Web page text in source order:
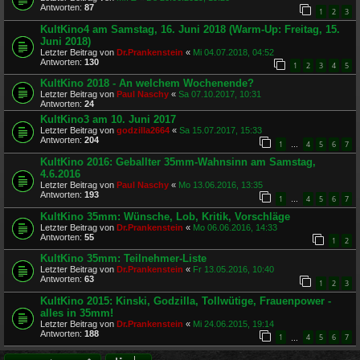
Antworten: 87 1 2 3
KultKino4 am Samstag, 16. Juni 2018 (Warm-Up: Freitag, 15.
Juni 2018)
Letzter Beitrag von Dr.Prankenstein « Mi 04.07.2018, 04:52
Antworten: 130 1 2 3 4 5
KultKino 2018 - An welchem Wochenende?
Letzter Beitrag von Paul Naschy « Sa 07.10.2017, 10:31
Antworten: 24
KultKino3 am 10. Juni 2017
Letzter Beitrag von godzilla2664 « Sa 15.07.2017, 15:33
Antworten: 204 1 … 4 5 6 7
KultKino 2016: Geballter 35mm-Wahnsinn am Samstag,
4.6.2016
Letzter Beitrag von Paul Naschy « Mo 13.06.2016, 13:35
Antworten: 193 1 … 4 5 6 7
KultKino 35mm: Wünsche, Lob, Kritik, Vorschläge
Letzter Beitrag von Dr.Prankenstein « Mo 06.06.2016, 14:33
Antworten: 55 1 2
KultKino 35mm: Teilnehmer-Liste
Letzter Beitrag von Dr.Prankenstein « Fr 13.05.2016, 10:40
Antworten: 63 1 2 3
KultKino 2015: Kinski, Godzilla, Tollwütige, Frauenpower -
alles in 35mm!
Letzter Beitrag von Dr.Prankenstein « Mi 24.06.2015, 19:14
Antworten: 188 1 4 5 6 7